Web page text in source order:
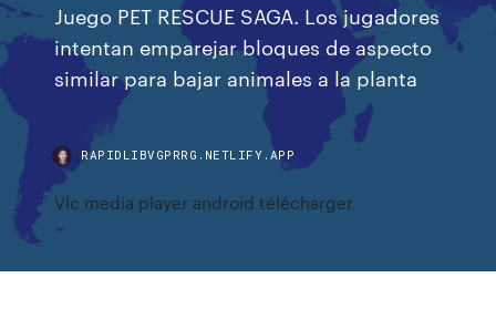
Juego PET RESCUE SAGA. Los jugadores
intentan emparejar bloques de aspecto
similar para bajar animales a la planta
RAPIDLIBVGPRRG.NETLIFY.APP
Vlc media player android télécharger